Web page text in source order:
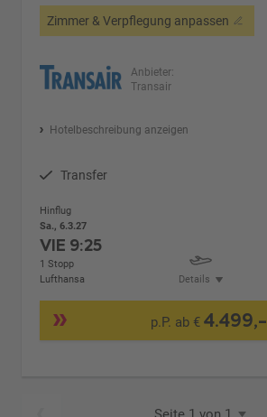
Zimmer & Verpflegung anpassen
Anbieter:
Transair
Hotelbeschreibung anzeigen
Transfer
Hinflug
Sa., 6.3.27
VIE 9:25
1 Stopp
Lufthansa
Details
p.P. ab € 4.499,-